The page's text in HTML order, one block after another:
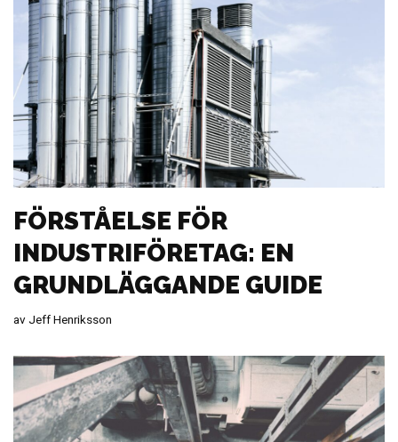
FÖRSTÅELSE FÖR
INDUSTRIFÖRETAG: EN
GRUNDLÄGGANDE GUIDE
avJeff Henriksson